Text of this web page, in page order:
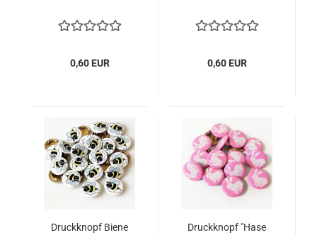
0,60 EUR 0,60 EUR
Druckknopf Biene
Druckknopf "Hase